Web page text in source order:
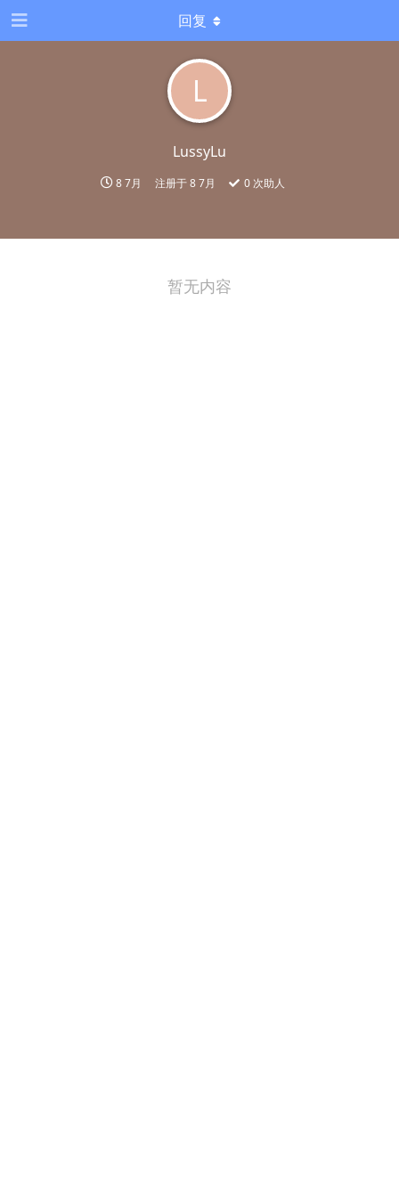
L
LussyLu
8 7月 注册于8 7月 0 次助人
回复
暂无内容